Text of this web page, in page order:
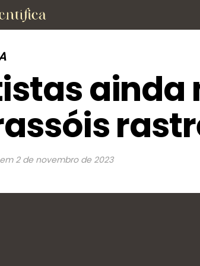
ainda
em 2 de novembro de 2023